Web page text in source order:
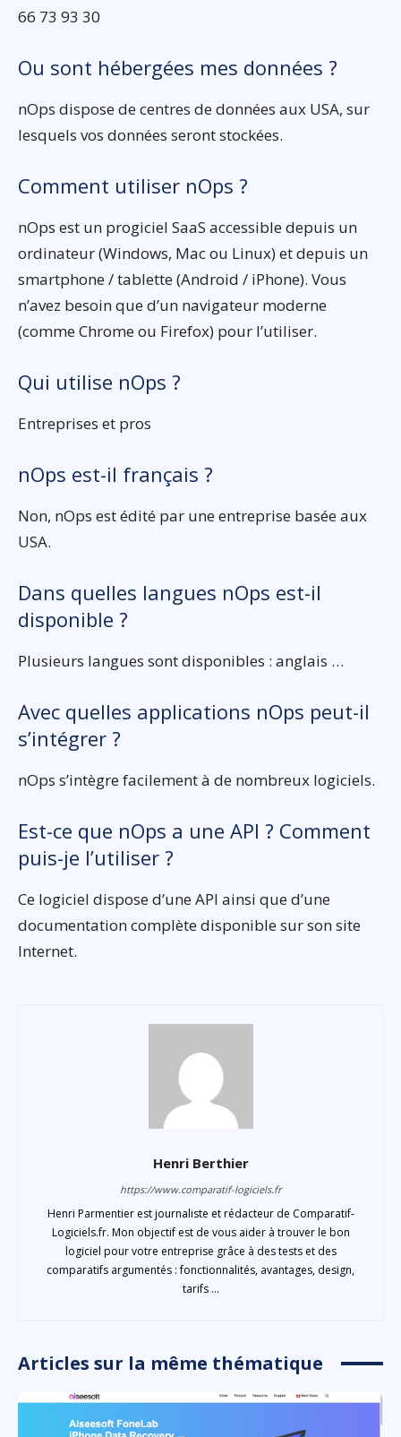
66 73 93 30
Ou sont hébergées mes données ?
nOps dispose de centres de données aux USA, sur
lesquels vos données seront stockées.
Comment utiliser nOps ?
nOps est un progiciel SaaS accessible depuis un
ordinateur (Windows, Mac ou Linux) et depuis un
smartphone / tablette (Android / iPhone). Vous
n’avez besoin que d’un navigateur moderne
(comme Chrome ou Firefox) pour l’utiliser.
Qui utilise nOps ?
Entreprises et pros
nOps est-il français ?
Non, nOps est édité par une entreprise basée aux
USA.
Dans quelles langues nOps est-il
disponible ?
Plusieurs langues sont disponibles : anglais …
Avec quelles applications nOps peut-il
s’intégrer ?
nOps s’intègre facilement à de nombreux logiciels.
Est-ce que nOps a une API ? Comment
puis-je l’utiliser ?
Ce logiciel dispose d’une API ainsi que d’une
documentation complète disponible sur son site
Internet.
Henri Berthier
https://www.comparatif-logiciels.fr
Henri Parmentier est journaliste et rédacteur de Comparatif-
Logiciels.fr. Mon objectif est de vous aider à trouver le bon
logiciel pour votre entreprise grâce à des tests et des
comparatifs argumentés : fonctionnalités, avantages, design,
tarifs ...
Articles sur la même thématique